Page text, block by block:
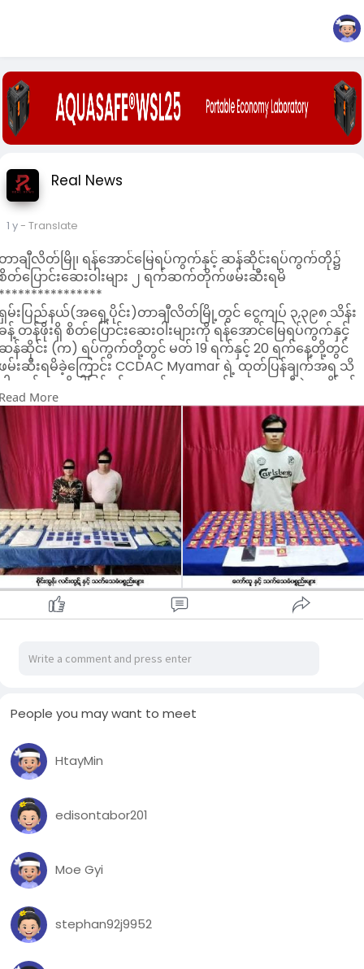
Real News
1 y- Translate
ာချီလိတ်မြို၊ ရန်အောင်မြေရပ်ကွက်နှင့် ဆန်ဆိုင်းရပ်ကွက်တို၌
တ်ပြောင်းဆေးဝါးများ ၂ ရက်ဆက်တိုက်ဖမ်းဆီးရမိ
မ်းပြည်နယ်(အရှေ့ပိုင်း)တာချီလိတ်မြို့တွင် ငွေကျပ် ၃,၃၉၈ သိန်း
န့် တန်ဖိုးရှိ စိတ်ပြောင်းဆေးဝါးများကို ရန်အောင်မြေရပ်ကွက်နှင့်
န်ဆိုင်း (က) ရပ်ကွက်တို့တွင် မတ် 19 ရက်နှင့် 20 ရက်နေ့တို့တွင်
မ်းဆီးရမိခဲ့ကြောင်း CCDAC Myamar ရဲ့ ထုတ်ပြန်ချက်အရ သိ
ါတယ်။အဆိုပါဖြစ်စဥ်မှာ မတ်လ ၁၉ ရက်ညနေ ၅ နာရီခွဲအချိန်ခန့်
းယစ်ဆေးဝါးတားဆီးနှိမ်နင်းရေးရဲတပ်ဖွဲ့မှ တပ်ဖွဲ့၀င်များ ပါ၀င်
ော ပူးပေါင်းအဖွဲ့များက သတင်းအရ သက်သေများနှင့်အတူ တာချီ
တ်မြို့၊ ရန်အောင်မြေရပ်ကွက်တွင် ကော်ထူ (ခ) နေသူရိန် ငှားရမ်း
ေထိုင်သည့် နေအိမ်အား ဝင်ရောက်ရှာဖွေရာ နေအိမ်အတွင်းမှ စိတ်
ြောင်းဆေးဝါး Happy Water ၁.၇ ကီလို(ဒေသကာလ ပေါက်ဈေး
န်ဖိုးငွေကျပ်သိန်း ၁,၈၇၀)နှင့် လက်ကိုင်ဖုန်း ၁ လုံးတို့အား
မ်းဆည်းရမိခဲ့ကြောင်း သိရပါတယ်။
အတူ မတ်လ ၂၀ ရက်နံနက် ၁၁ နာရီခွဲအချိန်ခန့် ပူးပေါင်းအဖွဲ့သ
ာချီလိတ်မြို့၊ ဆန်ဆိုင်း(ခ) ရပ်ကွက်ရှိ လင်းထွဋ် ၏ နေအိမ်အား
င်ရောက်ရှာဖွေရာ နေအိမ်အတွင်းမှ စိတ်ကြွရူးသွပ်ဆေးပြား
၀၈,၀၀၀ ပြား(ဒေသကာလပေါက်ဈေးတန်ဖိုးငွေကျပ် ၄၃၂ သိန်း)နှ
လက်ကိုင်ဖုန်း ၁ လုံးတို့အား သိမ်းဆည်းရ မိခဲ့ပြီးနောက်စစ်ဆေး
င်း(က)ရပ်ကွက်၊ ပုံလို့လမ်းရှိ နေအိမ်အတွင်းမှ စိတ်ကြွရူးသွပ်
ေးပြား ၃၄,၀၀၀ ပြား(ဒေသကာလပေါက်ဈေးတန်ဖိုးငွေကျပ် ၁၃၆
ဒီနောက်ကွင်းဆက်ဖော်ထုတ်ချက်အရ တာချီလိတ်မြို့၊ ဆန်
င်း(ခ)ရပ်ကွက်၊ (၅)လမ်းရှိ စိုင်းအွန်(ခ)စိုင်းခမ်း ၏နေအိမ်တွင်
ည်းကောင်း၊ တာချီလိတ်မြို့၊ ရန်အောင်မြေရပ်ကွက်၊ ပါလျှံ(၂)၊
ြို့ရှောင်လမ်းအနီး၊ မယ်ဆိုင် ရေချောင်းဘေးတွင် ၎င်းသိုဝှက်ထား
ည့် စိတ်ကြွရူးသွပ်ဆေးပြား ၂၄၀,၀၀၀ ပြား (ဒေသ
ာလပေါက်ဈေး တန်ဖိုးငွေကျပ်သိန်း ၉၆၀)အား လည်းကောင်း
ပ်မံတွေ့ရှိသိမ်းဆည်းရမိခဲ့ကြောင်း သိရပါတယ်။
ဆိုပါဖြစ်စဥ်အရ ကော်ထူ(ခ)နေသူရိန်၊ ၂၁ နှစ်၊ လင်းထွဋ်၊ ၃၂ နှစ်
င့် စိုင်းအွန်(ခ)စိုင်းခမ်း၊ ၅၃ နှစ်တို့အား သက်ဆိုင်ရာ ရဲစခန်းများ
င် မူးယစ်ဆေးဝါးနှင့် စိတ်ကိုပြောင်းလဲစေသောဆေးဝါးများ
င်ရာဥပဒေအရ အမှုဖွင့် အရေးယူထားရှိပြီး ကွင်းဆက်များ
ော်ထုတ်လျက်ရှိကြောင်း သိရပါတယ်။
More
People you may want to meet
HtayMin
edisontabor201
Moe Gyi
stephan92j9952